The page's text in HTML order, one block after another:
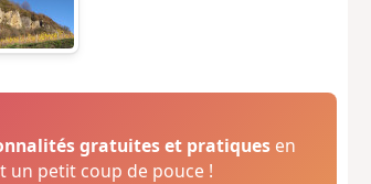
gratuites et pratiques en
un petit coup de pouce !